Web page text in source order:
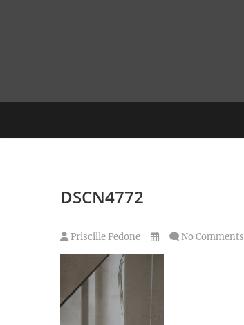
DSCN4772
Priscille Pedone No Comments